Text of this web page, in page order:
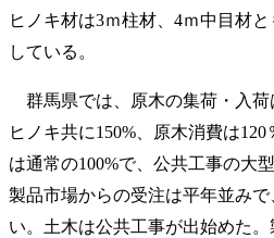
ヒノキ材は3ｍ柱材、4ｍ中目材
している。
群馬県では、原木の集荷・入荷
ヒノキ共に150%、原木消費は
は通常の100%で、公共工事の大
製品市場からの受注は平年並み
い。土木は公共工事が出始めた